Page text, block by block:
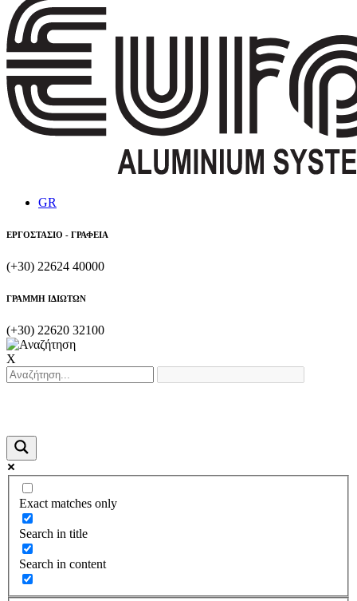
GR
ΕΡΓΟΣΤΑΣΙΟ - ΓΡΑΦΕΙΑ
(+30) 22624 40000
ΓΡΑΜΜΗ ΙΔΙΩΤΩΝ
(+30) 22620 32100
X
Exact matches only
Search in title
Search in content